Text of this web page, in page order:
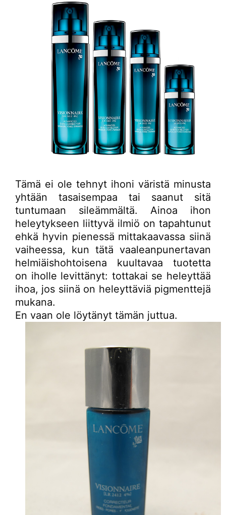
Tämä ei ole tehnyt ihoni väristä minusta
yhtään tasaisempaa tai saanut sitä
tuntumaan sileämmältä. Ainoa ihon
heleytykseen liittyvä ilmiö on tapahtunut
ehkä hyvin pienessä mittakaavassa siinä
vaiheessa, kun tätä vaaleanpunertavan
helmiäishohtoisena kuultavaa tuotetta
on iholle levittänyt: tottakai se heleyttää
ihoa, jos siinä on heleyttäviä pigmenttejä
mukana.
En vaan ole löytänyt tämän juttua.